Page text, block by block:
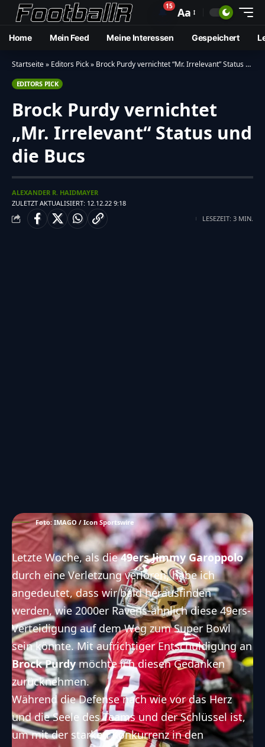
🔔15 Aa
Home Mein Feed Meine Interessen Gespeichert
Startseite» Editors Pick» Brock Purdy vernichtet “Mr. Irrelevant” Status und die Bucs
EDITORS PICK
Brock Purdy vernichtet
„Mr. Irrelevant“ Status und
die Bucs
ZULETZT AKTUALISIERT: 12.12.22 9:18
ALEXANDER R. HAIDMAYER
LESEZEIT: 3 MIN.
Foto: IMAGO / Icon Sportswire
Letzte Woche, als die49ers Jimmy Garoppolo
durch eine Verletzung verloren, habeich
angedeutet, dass wir bald herausfinden
werden, wie 2000er Ravens-ähnlich diese 49ers-
Verteidigung auf dem Weg zum Super Bowl
sein könnte. Mit aufrichtiger Entschuldigung an
Brock Purdy möchte ich diesen Gedanken
zurücknehmen.
Während die Defense nach wie vor das Herz
und die Seele des Teams und der Schlüssel ist,
um mit der starken Konkurrenz in den